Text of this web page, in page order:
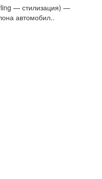
— стилизация) —
автомобил..